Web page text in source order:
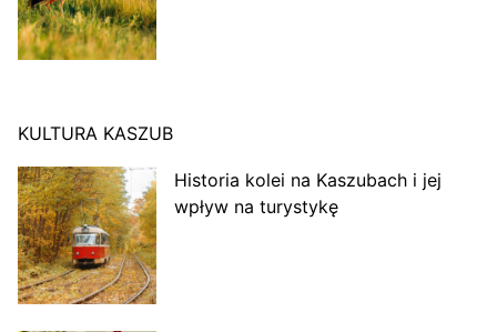
KULTURA KASZUB
Historia kolei na Kaszubach i jej
wpływ na turystykę